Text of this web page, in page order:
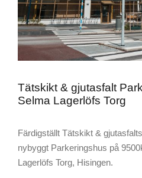
Tätskikt & gjutasfalt
Selma Lagerlöfs Torg
Färdigställt Tätskikt &
nybyggt Parkeringshus på
Lagerlöfs Torg, Hisingen.